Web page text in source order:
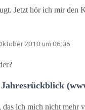
Jetzt hör ich mir den
2010 um 06:06
ich mich nicht mehr